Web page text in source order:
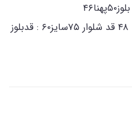
بلوز۴۵پهنا۴۴ قدشلوار۶۰سایز۵۰:قد بلوز۵۰پهنا۴۶
قدشلوار۶۸سایز۵۵: قدبلوز ۵۵ پهنا ۴۸ قد شلوار ۷۵سایز۶۰ : قدبلوز